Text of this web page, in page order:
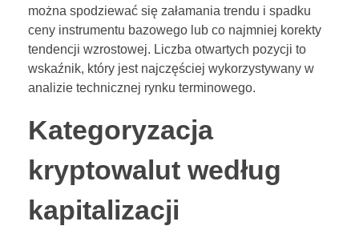
można spodziewać się załamania trendu i spadku
ceny instrumentu bazowego lub co najmniej korekty
tendencji wzrostowej. Liczba otwartych pozycji to
wskaźnik, który jest najczęściej wykorzystywany w
analizie technicznej rynku terminowego.
Kategoryzacja
kryptowalut według
kapitalizacji